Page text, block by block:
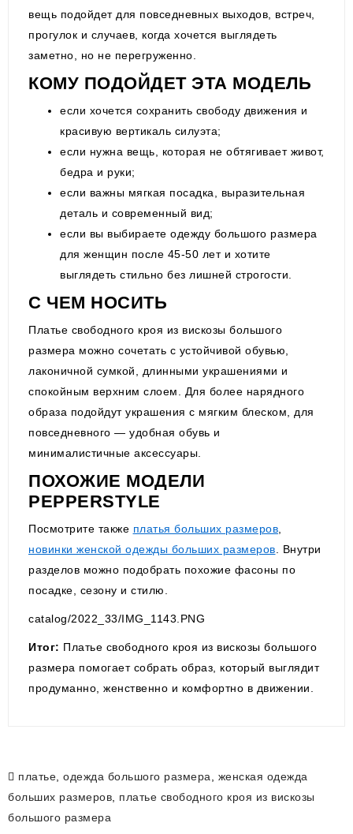
вещь подойдет для повседневных выходов, встреч,
прогулок и случаев, когда хочется выглядеть
заметно, но не перегруженно.
КОМУ ПОДОЙДЕТ ЭТА МОДЕЛЬ
если хочется сохранить свободу движения и
красивую вертикаль силуэта;
если нужна вещь, которая не обтягивает живот,
бедра и руки;
если важны мягкая посадка, выразительная
деталь и современный вид;
если вы выбираете одежду большого размера
для женщин после 45-50 лет и хотите
выглядеть стильно без лишней строгости.
С ЧЕМ НОСИТЬ
Платье свободного кроя из вискозы большого
размера можно сочетать с устойчивой обувью,
лаконичной сумкой, длинными украшениями и
спокойным верхним слоем. Для более нарядного
образа подойдут украшения с мягким блеском, для
повседневного — удобная обувь и
минималистичные аксессуары.
ПОХОЖИЕ МОДЕЛИ
PEPPERSTYLE
Посмотрите также платья больших размеров
новинки женской одежды больших размеров . Внутри
разделов можно подобрать похожие фасоны по
посадке, сезону и стилю.
catalog/2022_33/IMG_1143.PNG
Итог: Платье свободного кроя из вискозы большого
размера помогает собрать образ, который выглядит
продуманно, женственно и комфортно в движении.
платье одежда большого размера
женская одежда
больших размеров
платье свободного кроя из вискозы
большого размера